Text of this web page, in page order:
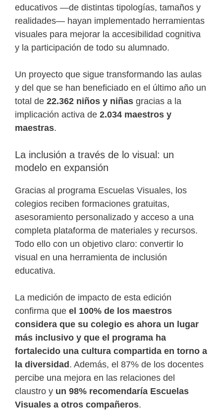
educativos —de distintas tipologías, tamaños y
realidades— hayan implementado herramientas
visuales para mejorar la accesibilidad cognitiva
y la participación de todo su alumnado.
Un proyecto que sigue transformando las aulas
y del que se han beneficiado en el último año un
total de 22.362 niños y niñas gracias a la
implicación activa de 2.034 maestros y
maestras.
La inclusión a través de lo visual: un
modelo en expansión
Gracias al programa Escuelas Visuales, los
colegios reciben formaciones gratuitas,
asesoramiento personalizado y acceso a una
completa plataforma de materiales y recursos.
Todo ello con un objetivo claro: convertir lo
visual en una herramienta de inclusión
educativa.
La medición de impacto de esta edición
confirma que el 100% de los maestros
considera que su colegio es ahora un lugar
más inclusivo y que el programa ha
fortalecido una cultura compartida en torno a
la diversidad . Además, el 87% de los docentes
percibe una mejora en las relaciones del
claustro y un 98% recomendaría Escuelas
Visuales a otros compañeros.